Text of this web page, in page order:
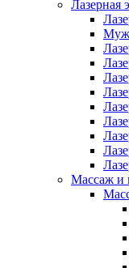
Лазерная
Массаж и